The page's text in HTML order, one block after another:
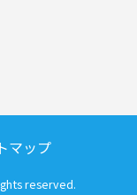
マップ
reserved.